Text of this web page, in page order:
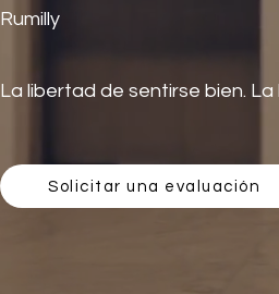
Rumilly
La libertad de sentirse bien. La
Solicitar una evaluación